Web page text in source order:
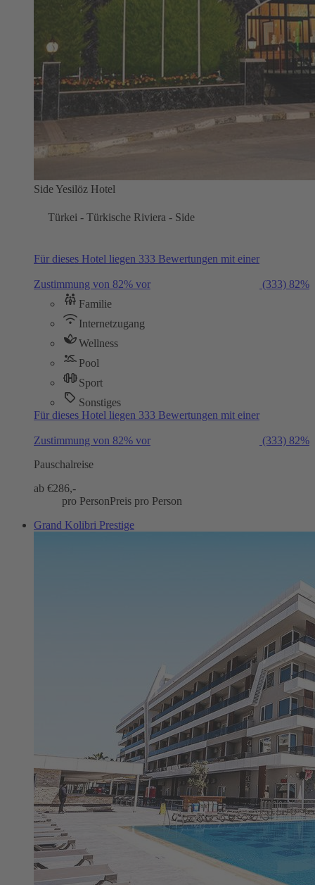
Side Yesilöz Hotel
Türkei - Türkische Riviera - Side
Für dieses Hotel liegen 333 Bewertungen mit einer
Zustimmung von 82% vor (333) 82%
Familie
Internetzugang
Wellness
Pool
Sport
Sonstiges
Für dieses Hotel liegen 333 Bewertungen mit einer
Zustimmung von 82% vor (333) 82%
Pauschalreise
ab €286,-
pro PersonPreis pro Person
Grand Kolibri Prestige